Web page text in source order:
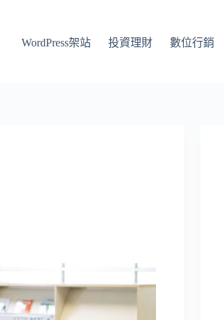
WordPress架站 投資理財 數位行銷